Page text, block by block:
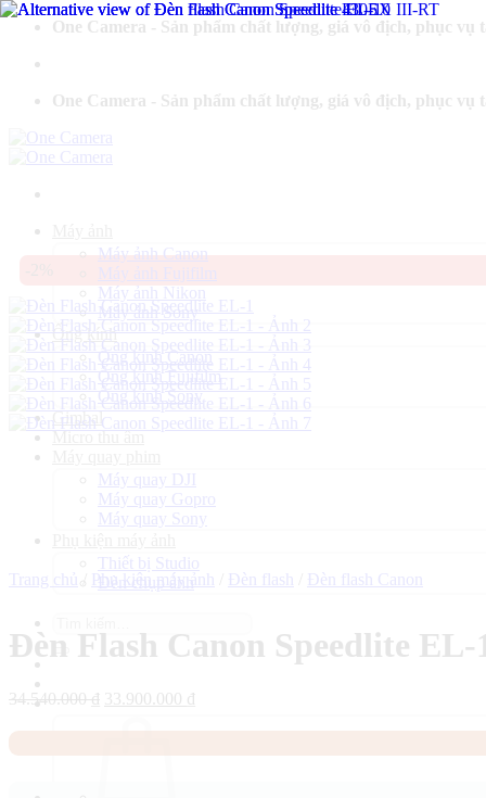
One Camera - Sản phẩm chất lượng, giá vô địch, phục vụ
One Camera - Sản phẩm chất lượng, giá vô địch, phục vụ
Máy ảnh Canon
Máy ảnh Nikon
Máy ảnh Sony
Ống kính
Ống kính Canon
Ống kính Fujifilm
Ống kính Sony
Gimbal
Micro thu âm
Máy quay DJI
Máy quay Gopro
Máy quay Sony
Thiết bị Studio
Đèn chụp ảnh
kiếm:
Trang chủ / Phụ kiện máy ảnh Đèn flash Đèn flash Canon
Đèn Flash Canon Speedlite EL-
34.540.000₫ Giá
là:
34.540.000 ₫.
33.900.000 ₫